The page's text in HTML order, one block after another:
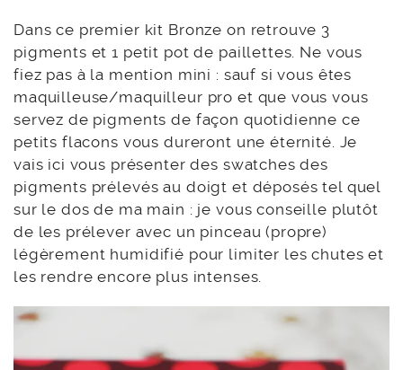
Dans ce premier kit Bronze on retrouve 3
pigments et 1 petit pot de paillettes. Ne vous
fiez pas à la mention mini : sauf si vous êtes
maquilleuse/maquilleur pro et que vous vous
servez de pigments de façon quotidienne ce
petits flacons vous dureront une éternité. Je
vais ici vous présenter des swatches des
pigments prélevés au doigt et déposés tel quel
sur le dos de ma main : je vous conseille plutôt
de les prélever avec un pinceau (propre)
légèrement humidifié pour limiter les chutes et
les rendre encore plus intenses.